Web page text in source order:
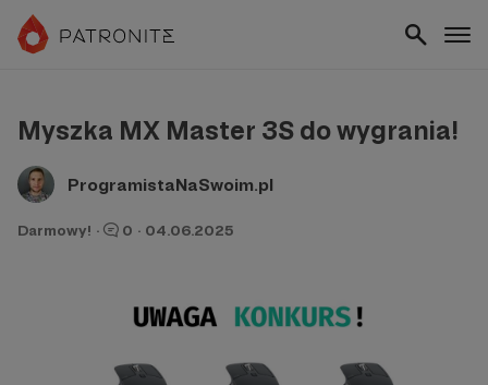
Myszka MX Master 3S do wygrania!
ProgramistaNaSwoim.pl
Darmowy! · 0 · 04.06.2025